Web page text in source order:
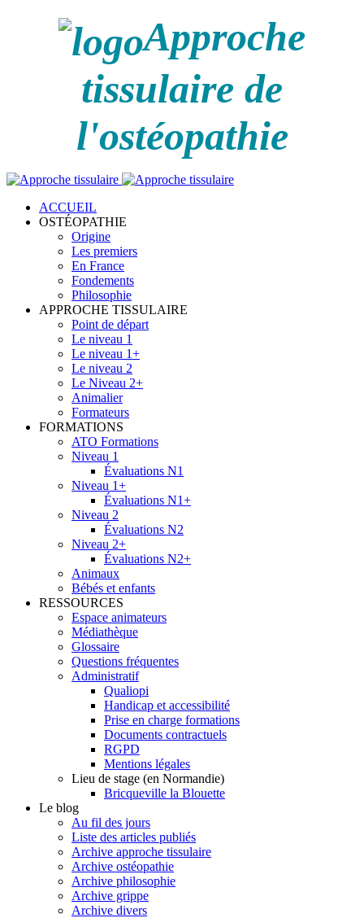
Approche
tissulaire de
l'ostéopathie
ACCUEIL
OSTÉOPATHIE
Origine
Les premiers
En France
Fondements
Philosophie
APPROCHE TISSULAIRE
Point de départ
Le niveau 1
Le niveau 1+
Le niveau 2
Le Niveau 2+
Animalier
Formateurs
FORMATIONS
ATO Formations
Niveau 1
Évaluations N1
Niveau 1+
Évaluations N1+
Niveau 2
Évaluations N2
Niveau 2+
Évaluations N2+
Animaux
Bébés et enfants
RESSOURCES
Espace animateurs
Médiathèque
Glossaire
Questions fréquentes
Administratif
Qualiopi
Handicap et accessibilité
Prise en charge formations
Documents contractuels
RGPD
Mentions légales
Lieu de stage (en Normandie)
Bricqueville la Blouette
Le blog
Au fil des jours
Liste des articles publiés
Archive approche tissulaire
Archive ostéopathie
Archive philosophie
Archive grippe
Archive divers